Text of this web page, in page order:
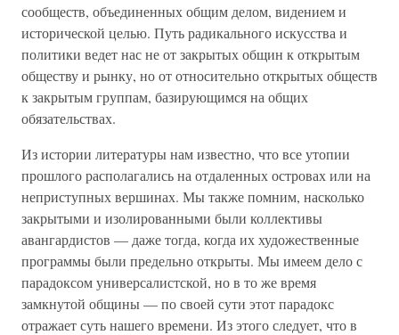
сообществ, объединенных общим делом, видением и
исторической целью. Путь радикального искусства и
политики ведет нас не от закрытых общин к открытым
обществу и рынку, но от относительно открытых обществ
к закрытым группам, базирующимся на общих
обязательствах.
Из истории литературы нам известно, что все утопии
прошлого располагались на отдаленных островах или на
неприступных вершинах. Мы также помним, насколько
закрытыми и изолированными были коллективы
авангардистов — даже тогда, когда их художественные
программы были предельно открыты. Мы имеем дело с
парадоксом универсалистской, но в то же время
замкнутой общины — по своей сути этот парадокс
отражает суть нашего времени. Из этого следует, что в